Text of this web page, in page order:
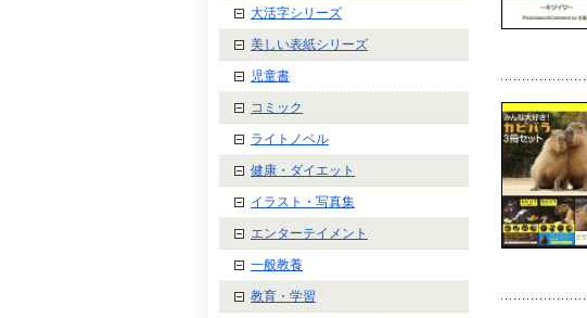
大活字シリーズ
美しい表紙シリーズ
児童書
コミック
ライトノベル
健康・ダイエット
イラスト・写真集
エンターテイメント
一般教養
教育・学習